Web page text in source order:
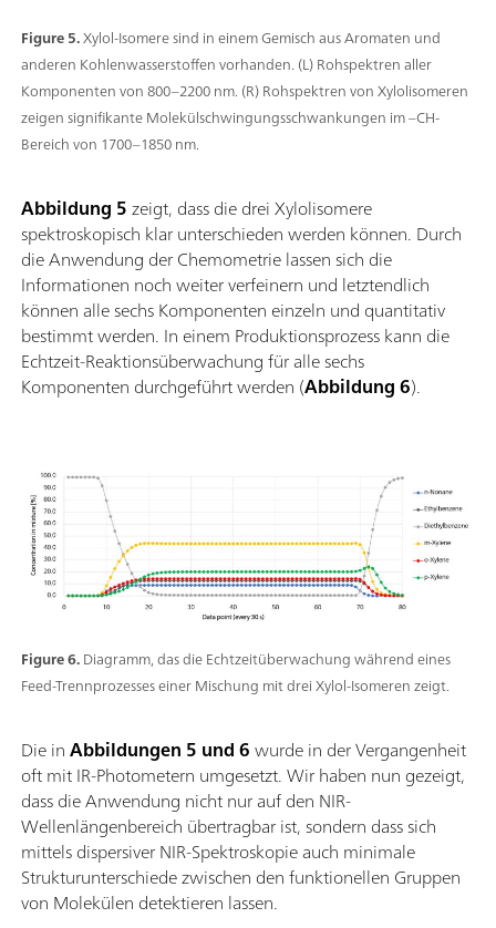
Figure 5.Xylol-Isomere sind in einem Gemisch aus Aromaten und
anderen Kohlenwasserstoffen vorhanden. (L) Rohspektren aller
Komponenten von 800–2200 nm. (R) Rohspektren von Xylolisomeren
zeigen signifikante Molekülschwingungsschwankungen im –CH-
Bereich von 1700–1850 nm.
Abbildung 5zeigt, dass die drei Xylolisomere
spektroskopisch klar unterschieden werden können. Durch
die Anwendung der Chemometrie lassen sich die
Informationen noch weiter verfeinern und letztendlich
können alle sechs Komponenten einzeln und quantitativ
bestimmt werden. In einem Produktionsprozess kann die
Echtzeit-Reaktionsüberwachung für alle sechs
Komponenten durchgeführt werden (Abbildung 6).
Figure 6.Diagramm, das die Echtzeitüberwachung während eines
Feed-Trennprozesses einer Mischung mit drei Xylol-Isomeren zeigt.
Die inAbbildungen 5 und 6wurde in der Vergangenheit
oft mit IR-Photometern umgesetzt. Wir haben nun gezeigt,
dass die Anwendung nicht nur auf den NIR-
Wellenlängenbereich übertragbar ist, sondern dass sich
mittels dispersiver NIR-Spektroskopie auch minimale
Strukturunterschiede zwischen den funktionellen Gruppen
von Molekülen detektieren lassen.